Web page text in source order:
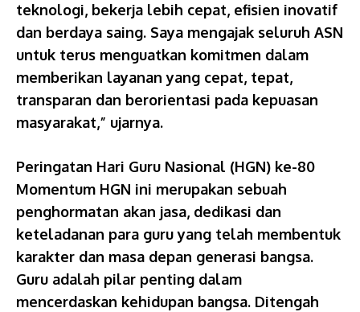
teknologi, bekerja lebih cepat, efisien inovatif
dan berdaya saing. Saya mengajak seluruh ASN
untuk terus menguatkan komitmen dalam
memberikan layanan yang cepat, tepat,
transparan dan berorientasi pada kepuasan
masyarakat,” ujarnya.
Peringatan Hari Guru Nasional (HGN) ke-80
Momentum HGN ini merupakan sebuah
penghormatan akan jasa, dedikasi dan
keteladanan para guru yang telah membentuk
karakter dan masa depan generasi bangsa.
Guru adalah pilar penting dalam
mencerdaskan kehidupan bangsa. Ditengah